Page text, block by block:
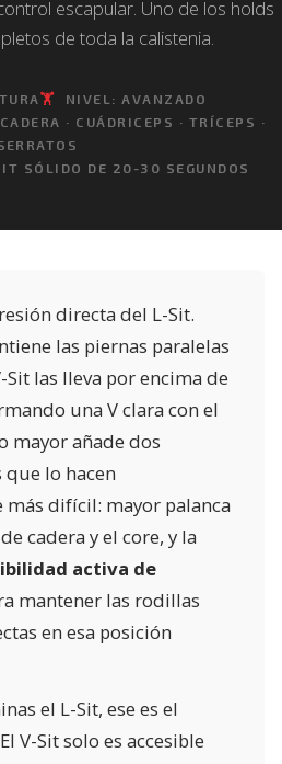
escapular. Uno de los holds
de toda la calistenia.
🏋️
NIVEL: AVANZADO
· CUÁDRICEPS · TRÍCEPS ·
SÓLIDO DE 20-30 SEGUNDOS
directa del L-Sit.
las piernas paralelas
Sit las lleva por encima de
una V clara con el
mayor añade dos
lo hacen
difícil: mayor palanca
cadera y el core, y la
activa de
mantener las rodillas
en esa posición
el L-Sit, ese es el
V-Sit solo es accesible